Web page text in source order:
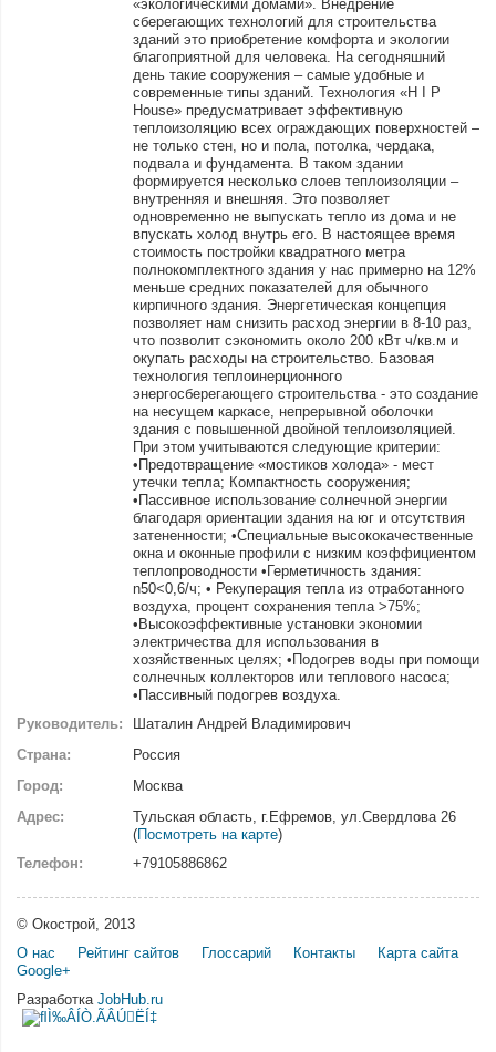
«экологическими домами». Внедрение
сберегающих технологий для строительства
зданий это приобретение комфорта и экологии
благоприятной для человека. На сегодняшний
день такие сооружения – самые удобные и
современные типы зданий. Технология «H I P
House» предусматривает эффективную
теплоизоляцию всех ограждающих поверхностей –
не только стен, но и пола, потолка, чердака,
подвала и фундамента. В таком здании
формируется несколько слоев теплоизоляции –
внутренняя и внешняя. Это позволяет
одновременно не выпускать тепло из дома и не
впускать холод внутрь его. В настоящее время
стоимость постройки квадратного метра
полнокомплектного здания у нас примерно на 12%
меньше средних показателей для обычного
кирпичного здания. Энергетическая концепция
позволяет нам снизить расход энергии в 8-10 раз,
что позволит сэкономить около 200 кВт ч/кв.м и
окупать расходы на строительство. Базовая
технология теплоинерционного
энергосберегающего строительства - это создание
на несущем каркасе, непрерывной оболочки
здания с повышенной двойной теплоизоляцией.
При этом учитываются следующие критерии:
•Предотвращение «мостиков холода» - мест
утечки тепла; Компактность сооружения;
•Пассивное использование солнечной энергии
благодаря ориентации здания на юг и отсутствия
затененности; •Специальные высококачественные
окна и оконные профили с низким коэффициентом
теплопроводности •Герметичность здания:
n50<0,6/ч; • Рекуперация тепла из отработанного
воздуха, процент сохранения тепла >75%;
•Высокоэффективные установки экономии
электричества для использования в
хозяйственных целях; •Подогрев воды при помощи
солнечных коллекторов или теплового насоса;
•Пассивный подогрев воздуха.
Руководитель:
Шаталин Андрей Владимирович
Страна:
Россия
Город:
Москва
Адрес:
Тульская область, г.Ефремов, ул.Свердлова 26
(Посмотреть на карте)
Телефон:
+79105886862
© Окострой, 2013
О нас
Рейтинг сайтов Глоссарий Контакты
Карта сайта
Google+
Разработка JobHub.ru